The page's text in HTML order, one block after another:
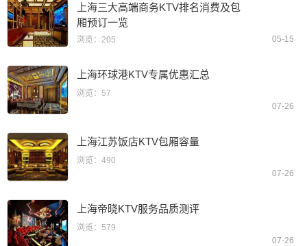
上海三大高端商务KTV排名消费及包
厢预订一览
浏览：205 05-15
上海环球港KTV专属优惠汇总
浏览：57
07-26
上海江苏饭店KTV包厢容量
浏览：490
07-26
上海帝晓KTV服务品质测评
浏览：579
07-26